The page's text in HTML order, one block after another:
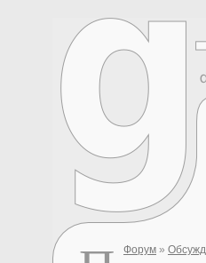
Форум »